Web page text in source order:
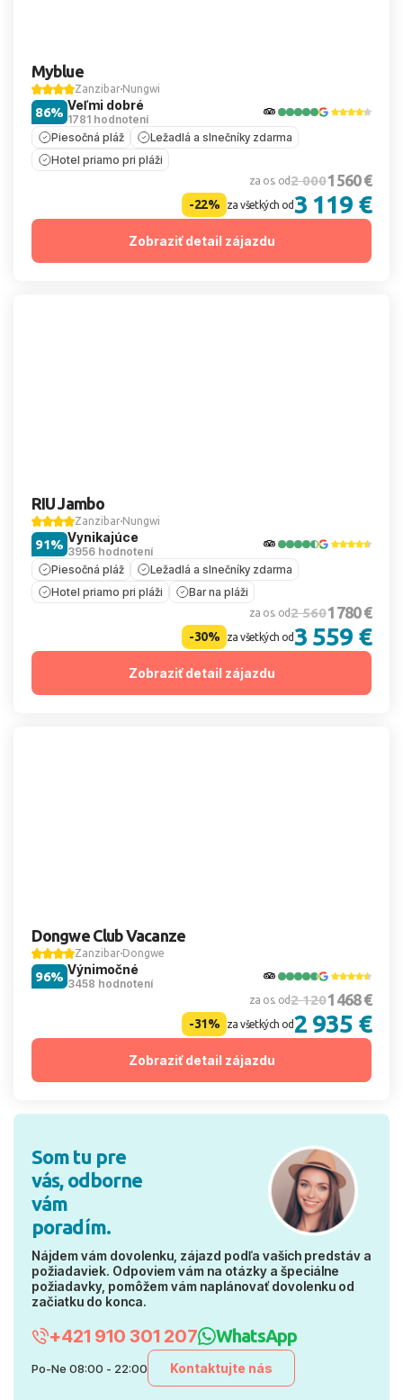
Myblue
Zanzibar Nungwi
Veľmi dobré
1781 hodnotení
86%
Piesočná pláž
Ležadlá a slnečníky zdarma
Hotel priamo pri pláži
za os. od2 0001 560 €
-22% za všetkých od 3 119 €
Zobraziť detail zájazdu
RIU Jambo
Zanzibar Nungwi
Vynikajúce
3956 hodnotení
91%
Piesočná pláž
Ležadlá a slnečníky zdarma
Hotel priamo pri pláži
Bar na pláži
za os. od2 5601 780 €
-30% za všetkých od 3 559 €
Zobraziť detail zájazdu
Dongwe Club Vacanze
Zanzibar Dongwe
Výnimočné
3458 hodnotení
96%
za os. od2 1201 468 €
-31% za všetkých od2 935 €
Zobraziť detail zájazdu
Som tu pre
vás, odborne
vám
poradím.
Nájdem vám dovolenku, zájazd podľa vašich predstáv a
požiadaviek. Odpoviem vám na otázky a špeciálne
požiadavky, pomôžem vám naplánovať dovolenku od
začiatku do konca.
+421 910 301 207 WhatsApp
Po-Ne 08:00 - 22:00 Kontaktujte nás